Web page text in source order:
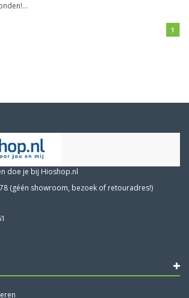
1
doe je bij Hioshop.nl
(géén showroom, bezoek of retouradres!)